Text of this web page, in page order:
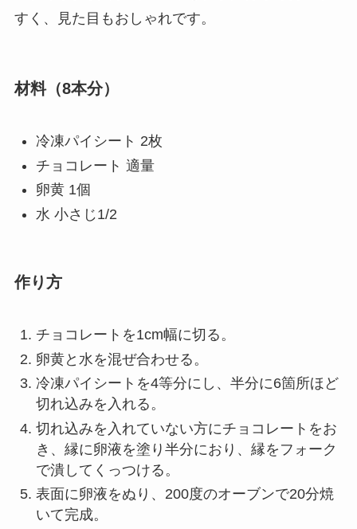
すく、見た目もおしゃれです。
材料（8本分）
冷凍パイシート 2枚
チョコレート 適量
卵黄 1個
水 小さじ1/2
作り方
チョコレートを1cm幅に切る。
卵黄と水を混ぜ合わせる。
冷凍パイシートを4等分にし、半分に6箇所ほど
切れ込みを入れる。
切れ込みを入れていない方にチョコレートをお
き、縁に卵液を塗り半分におり、縁をフォーク
で潰してくっつける。
表面に卵液をぬり、200度のオーブンで20分焼
いて完成。